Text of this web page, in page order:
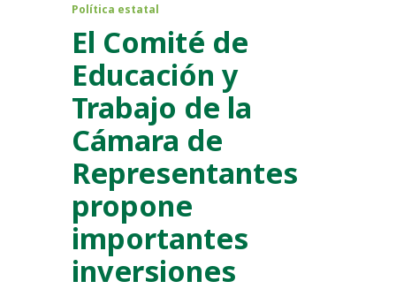
Política estatal
El Comité de
Educación y
Trabajo de la
Cámara de
Representantes
propone
importantes
inversiones